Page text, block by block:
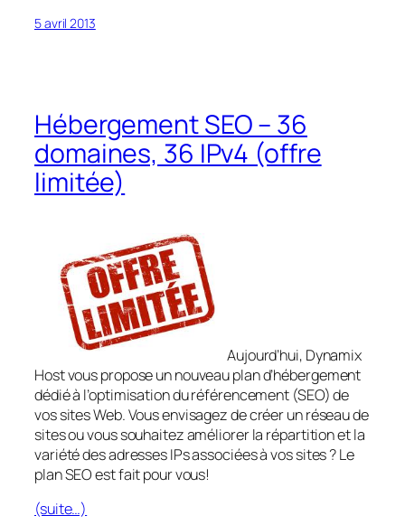
5 avril 2013
Hébergement SEO – 36
domaines, 36 IPv4 (offre
limitée)
Aujourd’hui, Dynamix
Host vous propose un nouveau plan d’hébergement
dédié à l’optimisation du référencement (SEO) de
vos sites Web. Vous envisagez de créer un réseau de
sites ou vous souhaitez améliorer la répartition et la
variété des adresses IPs associées à vos sites ? Le
plan SEO est fait pour vous!
(suite…)